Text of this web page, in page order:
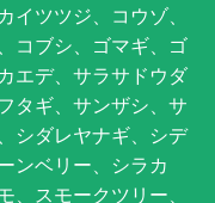
ツツジ、コウゾ、
コブシ、ゴマギ、ゴ
エデ、サラサドウダ
タギ、サンザシ、サ
シダレヤナギ、シデ
ンベリー、シラカ
スモークツリー、